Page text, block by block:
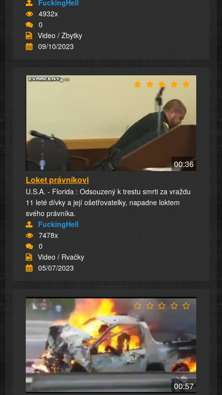
FuckingHell
4932x
0
Video / Zbytky
09/10/2023
00:36
Loket právníkovi
U.S.A. - Florida : Odsouzený k trestu smrti za vraždu
11 leté dívky a její ošetřovatelky, napadne loktem
svého právníka.
FuckingHell
7478x
0
Video / Rvačky
05/07/2023
00:57